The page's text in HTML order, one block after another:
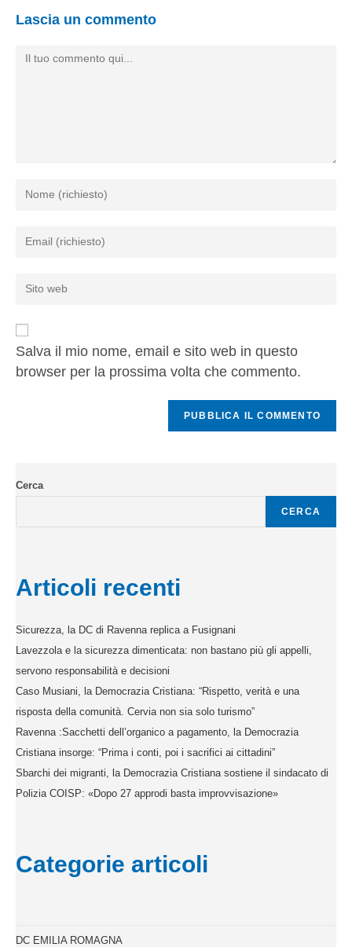
Lascia un commento
Salva il mio nome, email e sito web in questo
browser per la prossima volta che commento.
Cerca
CERCA
Articoli recenti
Sicurezza, la DC di Ravenna replica a Fusignani
Lavezzola e la sicurezza dimenticata: non bastano più gli appelli,
servono responsabilità e decisioni
Caso Musiani, la Democrazia Cristiana: “Rispetto, verità e una
risposta della comunità. Cervia non sia solo turismo”
Ravenna :Sacchetti dell’organico a pagamento, la Democrazia
Cristiana insorge: “Prima i conti, poi i sacrifici ai cittadini”
Sbarchi dei migranti, la Democrazia Cristiana sostiene il sindacato di
Polizia COISP: «Dopo 27 approdi basta improvvisazione»
Categorie articoli
DC EMILIA ROMAGNA